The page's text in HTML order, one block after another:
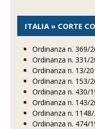
ITALIA » CORTE
Ordinanza n. 369/
Ordinanza n. 331/
Ordinanza n. 13/
Ordinanza n. 153/
Ordinanza n. 430/
Ordinanza n. 143/
Ordinanza n.
Ordinanza n. 474/